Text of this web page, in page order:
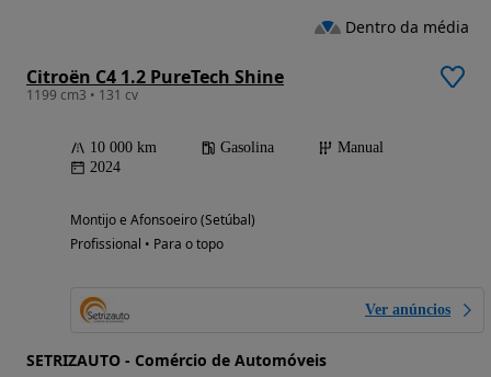
Citroën C4 1.2 PureTech Shine
1199 cm3 • 131 cv
10 000 km Gasolina
Manual
2024
Montijo e Afonsoeiro (Setúbal)
Profissional • Para o topo
Ver anúncios
SETRIZAUTO - Comércio de Automóveis
Dentro da média